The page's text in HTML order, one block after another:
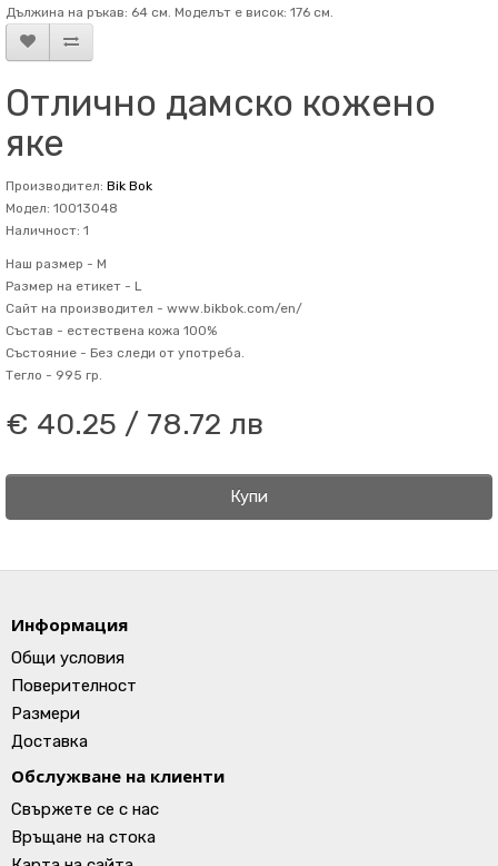
Дължина на ръкав: 64 см. Mоделът е висок: 176 см.
Отлично дамско кожено
яке
Производител: Bik Bok
Модел: 10013048
Наличност: 1
Наш размер - M
Размер на етикет - L
Сайт на производител - www.bikbok.com/en/
Състав - естествена кожа 100%
Състояние - Без следи от употреба.
Тегло - 995 гр.
€ 40.25 / 78.72 лв
Купи
Информация
Общи условия
Поверителност
Размери
Доставка
Обслужване на клиенти
Свържете се с нас
Връщане на стока